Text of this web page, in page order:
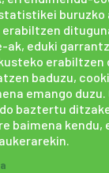
buruzko
ak, eduki
erabiltzen
baduzu,
emango duzu.
baztertu
baimena kendu,